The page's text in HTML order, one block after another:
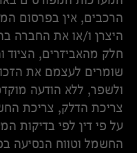
הרכבים, אין בפרסום
היצרן ו/או את החברה
חלק מהאביזרים, הציוד
שומרים לעצמם את
ולשפר, ללא הודעה
צריכת הדלק, צריכת
על פי דין לפי בדיקות
החשמל וטווח הנסיעה